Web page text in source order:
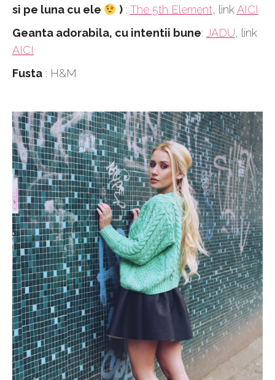
si pe luna cu ele
): The 5th Element, linkAICI
Geanta adorabila, cu intentii bune: JADU, link
AICI
Fusta : H&M